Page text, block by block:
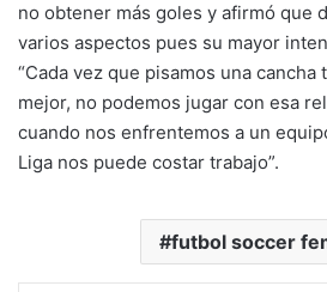
no obtener más goles y afirmó que
varios aspectos pues su mayor
“Cada vez que pisamos una cancha
mejor, no podemos jugar con esa
cuando nos enfrentemos a un
Liga nos puede costar trabajo”.
futbol soccer